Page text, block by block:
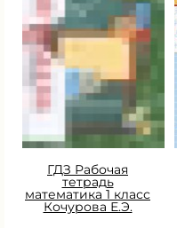
ГДЗ Рабочая
тетрадь
математика 1 класс
Кочурова Е.Э.